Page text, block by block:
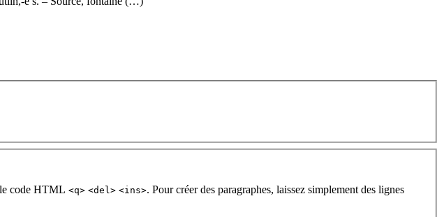
code HTML <q> <del> <ins>. Pour créer des paragraphes, laissez simplement des lignes